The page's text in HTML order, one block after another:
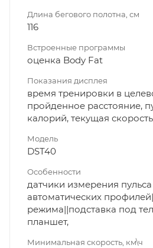
Длина бегового полотна, см
116
Встроенные программы
оценка Body Fat
Показания дисплея
время тренировки в
пройденное расстояние,
калорий, текущая скорость
Модель
DST40
Особенности
датчики измерения
автоматических
режима||подставка под
планшет,
Минимальная скорость, км\ч